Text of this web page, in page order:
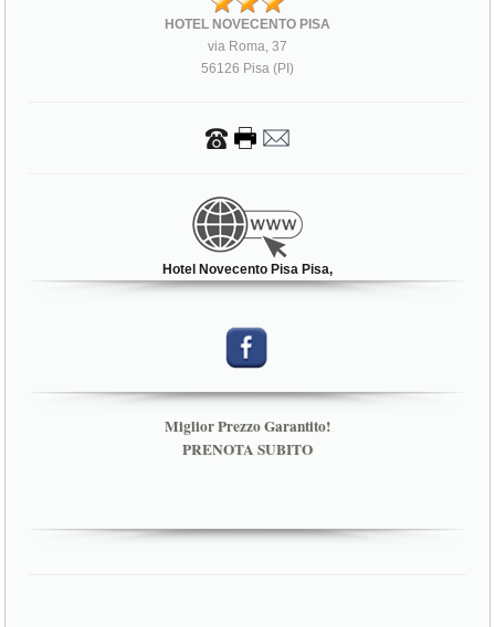
HOTEL NOVECENTO PISA
via Roma, 37
56126 Pisa (PI)
Hotel Novecento Pisa Pisa,
Miglior Prezzo Garantito!
PRENOTA SUBITO